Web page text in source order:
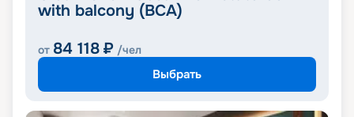
with balcony (BCA)
от 84 118 ₽ /чел
Выбрать